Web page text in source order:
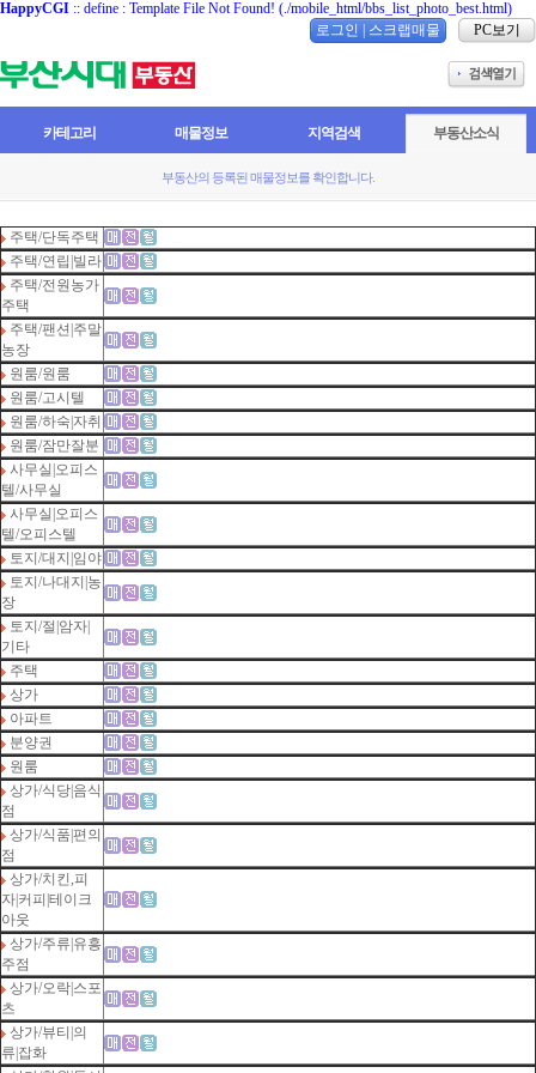
HappyCGI :: define : Template File Not Found! (./mobile_html/bbs_list_photo_best.html)
로그인
스크랩매물 PC보기
카테고리 매물정보 지역검색 부동산소식
부동산의 등록된 매물정보를 확인합니다.
주택/단독주택
주택/연립|빌라
주택/전원농가
주택
주택/팬션|주말
농장
원룸/원룸
원룸/고시텔
원룸/하숙|자취
원룸/잠만잘분
사무실|오피스
텔/사무실
사무실|오피스
텔/오피스텔
토지/대지|임야
토지/나대지|농
장
토지/절|암자|
기타
주택
상가
아파트
분양권
원룸
상가/식당|음식
점
상가/식품|편의
점
상가/치킨,피
자|커피|테이크
아웃
상가/주류|유흥
주점
상가/오락|스포
츠
상가/뷰티|의
류|잡화